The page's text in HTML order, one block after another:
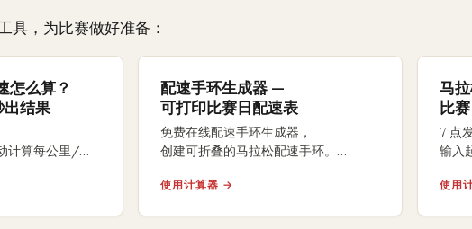
具，为比赛做好准备：
怎么算？
出结果
计算每公里/
配速手环生成器 —
可打印比赛日配速表
免费在线配速手环生成器，
创建可折叠的马拉松配速手环。
正分段策略，背面含补水补给提醒，
使用计算器 →
马
比
7 点
输入
能量
使用